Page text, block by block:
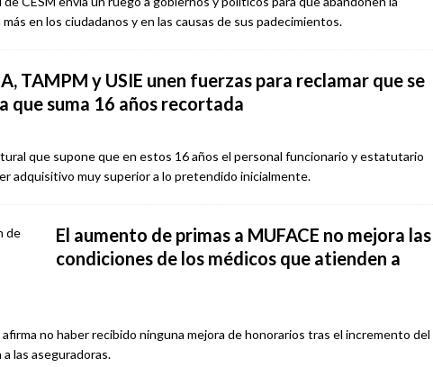
en los ciudadanos y en las causas de sus padecimientos.
TAMPM y USIE unen fuerzas para reclamar que se
que suma 16 años recortada
que supone que en estos 16 años el personal funcionario y estatutario
adquisitivo muy superior a lo pretendido inicialmente.
El aumento de primas a MUFACE no mejora las
condiciones de los médicos que atienden a
no haber recibido ninguna mejora de honorarios tras el incremento del
las aseguradoras.